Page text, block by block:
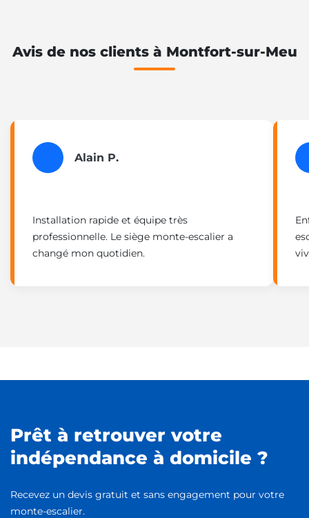
Avis de nos clients à Montfort-sur-Meu
Alain P.
Installation rapide et équipe très
professionnelle. Le siège monte-escalier a
changé mon quotidien.
Prêt à retrouver votre
indépendance à domicile ?
Recevez un devis gratuit et sans engagement pour votre
monte-escalier.